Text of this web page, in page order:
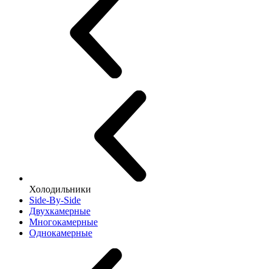
Холодильники
Side-By-Side
Двухкамерные
Многокамерные
Однокамерные